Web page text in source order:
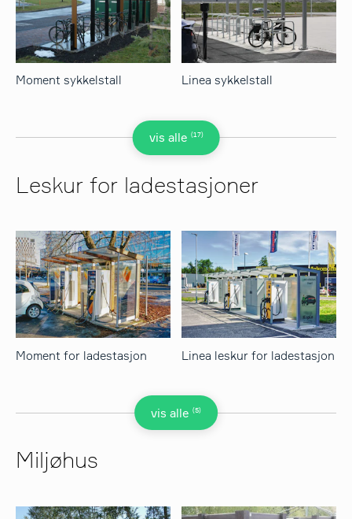
vis alle (17)
Moment sykkelstall Linea sykkelstall
Leskur for ladestasjoner
vis alle (5)
Moment for ladestasjon Linea leskur for ladestasjon
Miljøhus